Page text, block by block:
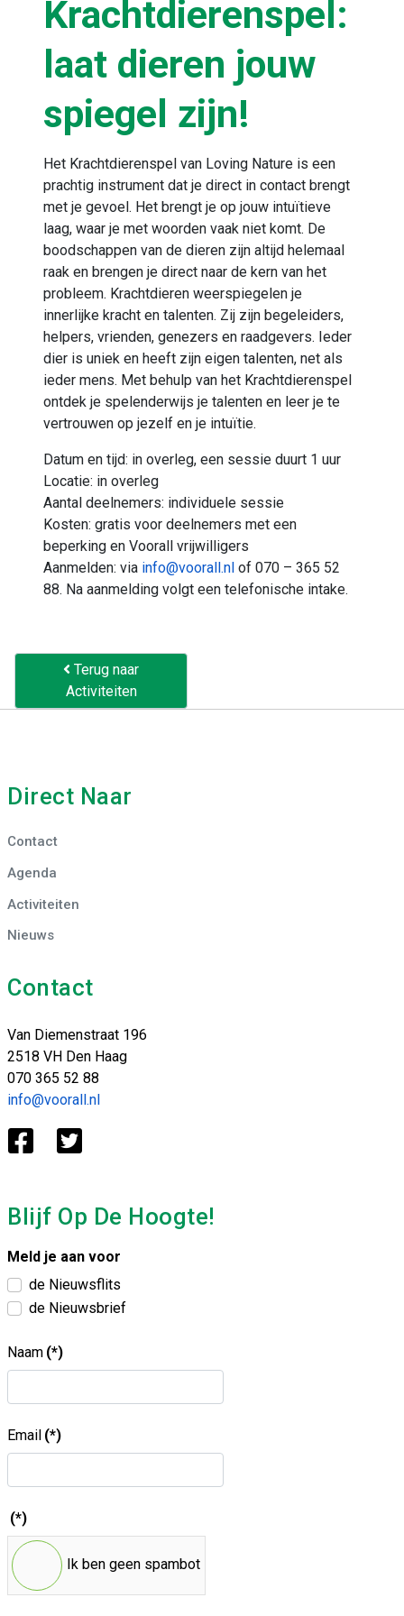
Krachtdierenspel:
laat dieren jouw
spiegel zijn!
Het Krachtdierenspel van Loving Nature is een
prachtig instrument dat je direct in contact brengt
met je gevoel. Het brengt je op jouw intuïtieve
laag, waar je met woorden vaak niet komt. De
boodschappen van de dieren zijn altijd helemaal
raak en brengen je direct naar de kern van het
probleem. Krachtdieren weerspiegelen je
innerlijke kracht en talenten. Zij zijn begeleiders,
helpers, vrienden, genezers en raadgevers. Ieder
dier is uniek en heeft zijn eigen talenten, net als
ieder mens. Met behulp van het Krachtdierenspel
ontdek je spelenderwijs je talenten en leer je te
vertrouwen op jezelf en je intuïtie.
Datum en tijd: in overleg, een sessie duurt 1 uur
Locatie: in overleg
Aantal deelnemers: individuele sessie
Kosten: gratis voor deelnemers met een
beperking en Voorall vrijwilligers
Aanmelden: via info@voorall.nl of 070 – 365 52
88. Na aanmelding volgt een telefonische intake.
Terug naar
Activiteiten
Direct Naar
Contact
Agenda
Activiteiten
Nieuws
Contact
Van Diemenstraat 196
2518 VH Den Haag
070 365 52 88
info@voorall.nl
Blijf Op De Hoogte!
Meld je aan voor
de Nieuwsflits
de Nieuwsbrief
Naam (*)
Email (*)
(*)
Ik ben geen spambot